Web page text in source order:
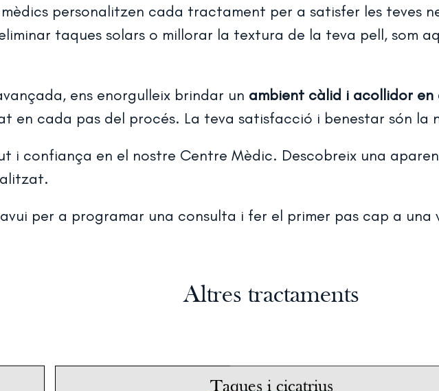
personalitzen cada tractament per a satisfer les teves
taques solars o millorar la textura de la teva pell, som
ens enorgulleix brindar un ambient càlid i acollidor
en cada pas del procés. La teva satisfacció i benestar són
i confiança en el nostre Centre Mèdic. Descobreix una
per a programar una consulta i fer el primer pas cap a una
Altres tractaments
Taques i cicatrius